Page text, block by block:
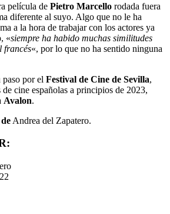
película de Pietro Marcello rodada fuera
diferente al suyo. Algo que no le ha
a la hora de trabajar con los actores ya
«siempre ha habido muchas similitudes
francés«, por lo que no ha sentido ninguna
paso por el Festival de Cine de Sevilla,
cine españolas a principios de 2023,
Avalon.
Andrea del Zapatero.